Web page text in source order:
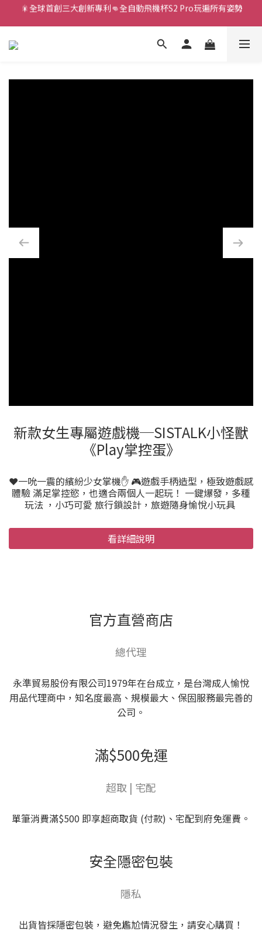
新款智能炮機👍小奶狗🩷小飛象💜
新款女生專屬遊戲機─SISTALK小怪獸
《Play掌控蛋》
❤一吮一震的繽紛少女掌機✋ 🎮遊戲手柄造型，極致遊戲感
體驗 滿足掌控慾，也適合兩個人一起玩！ 一鍵爆發，多種
玩法 ，小巧可愛 旅行鎖設計，旅遊隨身愉悅小玩具
看詳細說明
官方直營商店
總代理
永準貿易股份有限公司1979年在台成立，是台灣成人愉悅
用品代理商中，知名度最高、規模最大、保固服務最完善的
公司。
滿$500免運
超取 | 宅配
單筆消費滿$500 即享超商取貨 (付款)、宅配到府免運費。
安全隱密包裝
隱私
出貨皆採隱密包裝，避免尷尬情況發生，請安心購買！